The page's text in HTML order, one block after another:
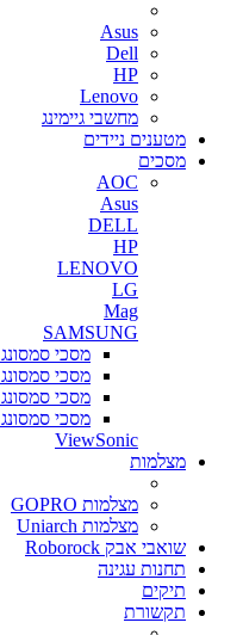
Asus
Dell
HP
Lenovo
מחשבי גיימינג
מטענים ניידים
מסכים
AOC
Asus
DELL
HP
LENOVO
LG
Mag
SAMSUNG
מסכי סמסונג 24 אינץ
מסכי סמסונג 27 אינץ
מסכי סמסונג 32-49 אינץ
מסכי סמסונג 4k
ViewSonic
מצלמות
מצלמות GOPRO
מצלמות Uniarch
שואבי אבק Roborock
תחנות עגינה
תיקים
תקשורת